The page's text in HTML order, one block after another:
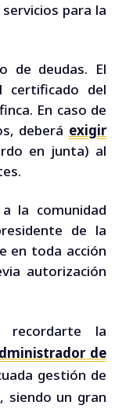
para la
de deudas. El
certificado del
En caso de
deberá exigir
en junta) al
la comunidad
de la
en toda acción
autorización
recordarte la
de
gestión de
siendo un gran